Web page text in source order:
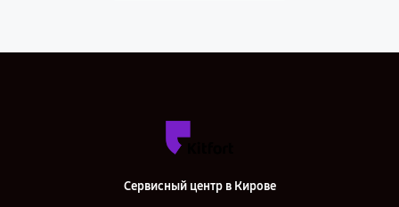
Сервисный центр в Кирове